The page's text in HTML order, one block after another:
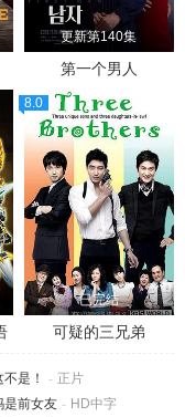
更新第140集
第一个男人
8.0
已完结
可疑的三兄弟
是！ - 正片
是前女友 - HD中字